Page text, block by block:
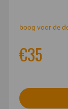
boog voor de
€35